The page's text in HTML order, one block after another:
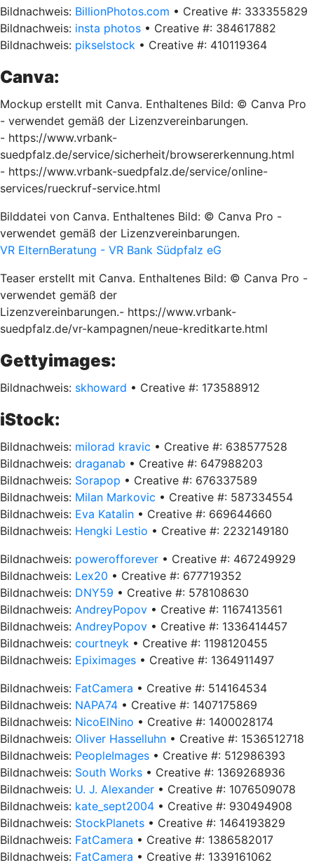
Bildnachweis: BillionPhotos.com • Creative #: 333355829
Bildnachweis: insta photos • Creative #: 384617882
Bildnachweis: pikselstock • Creative #: 410119364
Canva:
Mockup erstellt mit Canva. Enthaltenes Bild: © Canva Pro
- verwendet gemäß der Lizenzvereinbarungen.
- https://www.vrbank-
suedpfalz.de/service/sicherheit/browsererkennung.html
- https://www.vrbank-suedpfalz.de/service/online-
services/rueckruf-service.html
Bilddatei von Canva. Enthaltenes Bild: © Canva Pro -
verwendet gemäß der Lizenzvereinbarungen.
VR ElternBeratung - VR Bank Südpfalz eG
Teaser erstellt mit Canva. Enthaltenes Bild: © Canva Pro -
verwendet gemäß der
Lizenzvereinbarungen.- https://www.vrbank-
suedpfalz.de/vr-kampagnen/neue-kreditkarte.html
Gettyimages:
Bildnachweis: skhoward • Creative #: 173588912
iStock:
Bildnachweis: milorad kravic • Creative #: 638577528
Bildnachweis: draganab • Creative #: 647988203
Bildnachweis: Sorapop • Creative #: 676337589
Bildnachweis: Milan Markovic • Creative #: 587334554
Bildnachweis: Eva Katalin • Creative #: 669644660
Bildnachweis: Hengki Lestio • Creative #: 2232149180
Bildnachweis: powerofforever • Creative #: 467249929
Bildnachweis: Lex20 • Creative #: 677719352
Bildnachweis: DNY59 • Creative #: 578108630
Bildnachweis: AndreyPopov • Creative #: 1167413561
Bildnachweis: AndreyPopov • Creative #: 1336414457
Bildnachweis: courtneyk • Creative #: 1198120455
Bildnachweis: Epiximages • Creative #: 1364911497
Bildnachweis: FatCamera • Creative #: 514164534
Bildnachweis: NAPA74 • Creative #: 1407175869
Bildnachweis: NicoElNino • Creative #: 1400028174
Bildnachweis: Oliver Hasselluhn • Creative #: 1536512718
Bildnachweis: PeopleImages • Creative #: 512986393
Bildnachweis: South Works • Creative #: 1369268936
Bildnachweis: U. J. Alexander • Creative #: 1076509078
Bildnachweis: kate_sept2004 • Creative #: 930494908
Bildnachweis: StockPlanets • Creative #: 1464193829
Bildnachweis: FatCamera • Creative #: 1386582017
Bildnachweis: FatCamera • Creative #: 1339161062